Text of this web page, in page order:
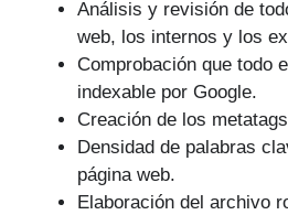
Análisis y revisión de
web, los internos y los
Comprobación que todo
indexable por Google.
Creación de los
Densidad de palabras
página web.
Elaboración del archivo